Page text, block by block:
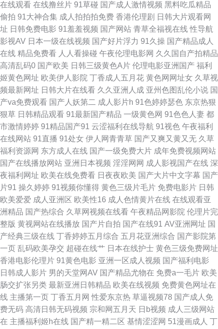
区二区 做爱91官网 A片日韩 国产日日夜夜 青草网址 亚洲国产日韩系列 午夜
久草 国产中出在线观看 色综合蜜桃网 97人人操人人妻 国产深福利 天天干精
品视频 au黄色av网站 久草精品国产 午夜影院黄色 www色五月 精品九九女
人 青娱乐福利导航 尤物视频网 AV午夜激情 国产麻豆9 欧美丁香园婷婷 五月
天婷婷色情 97色色豆花影音 韩国牛夜av 青娱乐性爱网 亚洲精品二区三 国产
综合五五 91视频进入网页 日韩AV色美眉 91国在线视频 国产日日夜夜网站
欧美影院午夜 91国产 玖草在线 亚洲第11色图 国内肏屄视频 日韩午夜成人无
码 91视频色中色 东京热TV 老湿机福利影院 五月五成人网站 91一区二区 国
产探花福利导航 欧美性爱成人综合 亚洲艹视频 AV三级片网站 国产区视频在
线 欧美伦埋乱码午夜 18禁黄站 韩国不卡无码的 日韩A级免费 成人永久 欧美
日韩成人网站 国产网站视频 三级午夜伦理 国产色在线看精品 日本欧美另类
97超碰狠狠操 精品超碰人妻 日本在线A√ 1024你懂得 岛国视频在线关看 日
韩午夜 99三级伦理片网 黄色A片3及片 日本a√在线观看 91夫妻原创久久 超
在线观看 在线撸丝片 91草碰 国产成人激情视频 黑料吃瓜精品
偷拍 91大神合集 成人拍拍拍免费 香港伦理剧 日韩大片观看网
址 日韩免费电影 91羞羞视频 国产网站 青草全福视在线 性导航
影视AV 日本一级在线视频 国产好片浮力 91久操 国产精品成人
在线 精品免费看 人人看操碰 午夜伦理电影网 久久国自产拍精品
高清乱码0 国产欧美 日韩三级黄色A片 伦理电影亚洲国产 福利
姬黄色网址 欧美伊人影院 丁香成人五月花 黄色网网址女 久草视
频最新网址 日韩大片在线看 久久亚洲人成 亚州色图乱伦小说 国
产va免费观看 国产人妖第二 成人影片h 91色婷婷瑟色 东京热狠
狠草 日韩精品观看 91最新国产精品 一级黄色网 91色色人妻 都
市激情婷婷 91精品国产91 云涩福利在线导航 91视色 午夜福利
在线网站 91直播 91处女 伊人网青青草 国产又爽又黄又无 久草
福利资源网 东方成人在线 国产一级免费大片 成年免费视频网站
国产在线播放网站 亚洲日本视频 淫淫网网 成人影视国产在线 深
夜福利网址 欧美在线免费看 日夜夜欧美 国产大片中文字幕 国产
片91 操久婷婷 91视频你懂得 黄色三级片毛片 免费电影片 日韩
欧美爱爱 成人亚洲区 欧美性16 成人色情黄片在线 在线观看亚
洲精品 国产热综合 久草网视频在线看 午夜精品网影院 伦理片完
整版 黄视网站在线播放 国产片自拍 国产在线91 AV亚洲网址 国
产经典三级在线 丁香婷婷五月综合 五月花亚洲综合 国产影院第
一页 乱码欧美孕交 超碰在线艹 日本在线护士 黄色三级免费网址
香港电影伦理片 91黄色电影 亚洲一区成人视频 国产福利电影
日韩成人影片 男的天堂网AV 国产精品尤物在 免费a一毛片 欧美
肠交扩张另类 最新亚洲日韩精品 欧美在线视频 免费黄色网址在
线 主播第一页 丁香五月网 性爱东京热 草逼视频78 国产成人免
费无码 高清日韩无码视频 宗和网五月天 日b视频 成人三级网站
在 主播福利姬h在线 国产精一精二区 基情涩涩网 51漫画成人 丁